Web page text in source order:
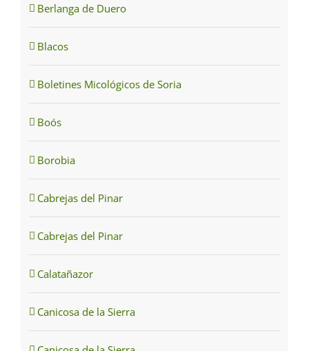
Berlanga de Duero
Blacos
Boletines Micológicos de Soria
Boós
Borobia
Cabrejas del Pinar
Cabrejas del Pinar
Calatañazor
Canicosa de la Sierra